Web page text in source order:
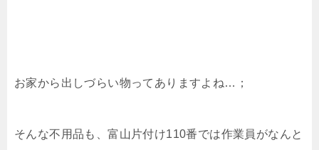
お家から出しづらい物ってありますよね…；
そんな不用品も、富山片付け110番では作業員がなんと